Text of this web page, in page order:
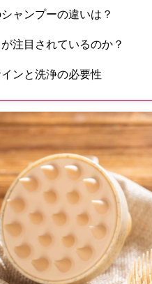
ャンプーの違いは？
注目されているのか？
ンと洗浄の必要性